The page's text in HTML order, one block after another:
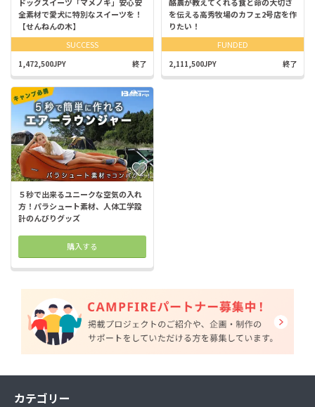
全素材で愛犬に特別なスイーツを！
【せんねんの木】
SUCCESS
1,472,500JPY 終了
を伝える高秀牧場のカフェ2号店を作
りたい！
FUNDED
2,111,500JPY 終了
５秒で出来るユニークな空気の入れ
方！パラシュート素材、人体工学設
計のんびりグッズ
購入する
カテゴリー